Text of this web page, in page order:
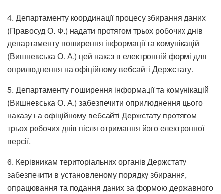
4. Департаменту координації процесу збирання даних
(Правосуд О. Ф.) надати протягом трьох робочих днів
департаменту поширення інформації та комунікацій
(Вишневська О. А.) цей наказ в електронній формі для
оприлюднення на офіційному вебсайті Держстату.
5. Департаменту поширення інформації та комунікацій
(Вишневська О. А.) забезпечити оприлюднення цього
наказу на офіційному вебсайті Держстату протягом
трьох робочих днів після отримання його електронної
версії.
6. Керівникам територіальних органів Держстату
забезпечити в установленому порядку збирання,
опрацювання та подання даних за формою державного